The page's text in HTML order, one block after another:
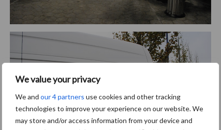
We value your privacy
We and our 4 partners use cookies and other tracking
technologies to improve your experience on our website. We
may store and/or access information from your device and